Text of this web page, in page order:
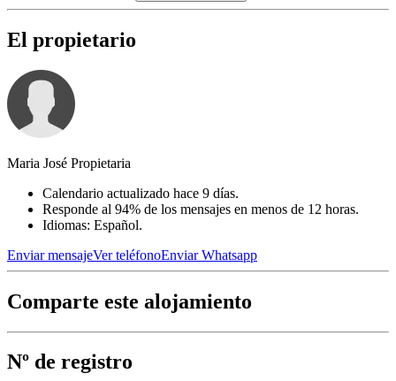
El propietario
Maria José Propietaria
Calendario actualizado hace 9 días.
Responde al 94% de los mensajes en menos de 12 horas.
Idiomas: Español.
Enviar mensajeVer teléfonoEnviar Whatsapp
Comparte este alojamiento
Nº de registro